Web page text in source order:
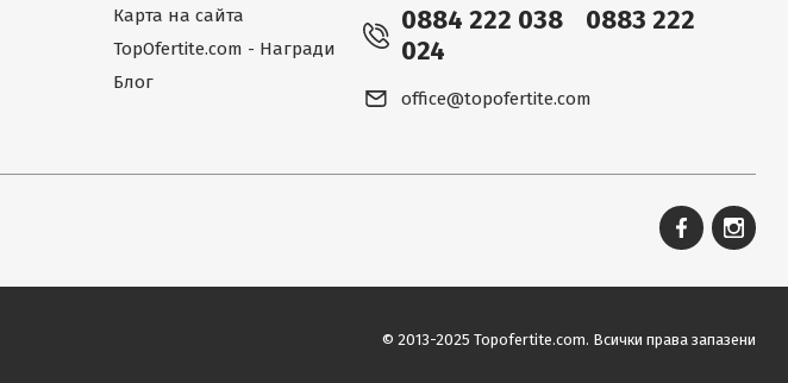
Карта на сайта
TopOfertite.com - Награди
Блог
0884 222 038
0883 222
024
office@topofertite.com
© 2013-2025 Topofertite.com. Всички права запазени